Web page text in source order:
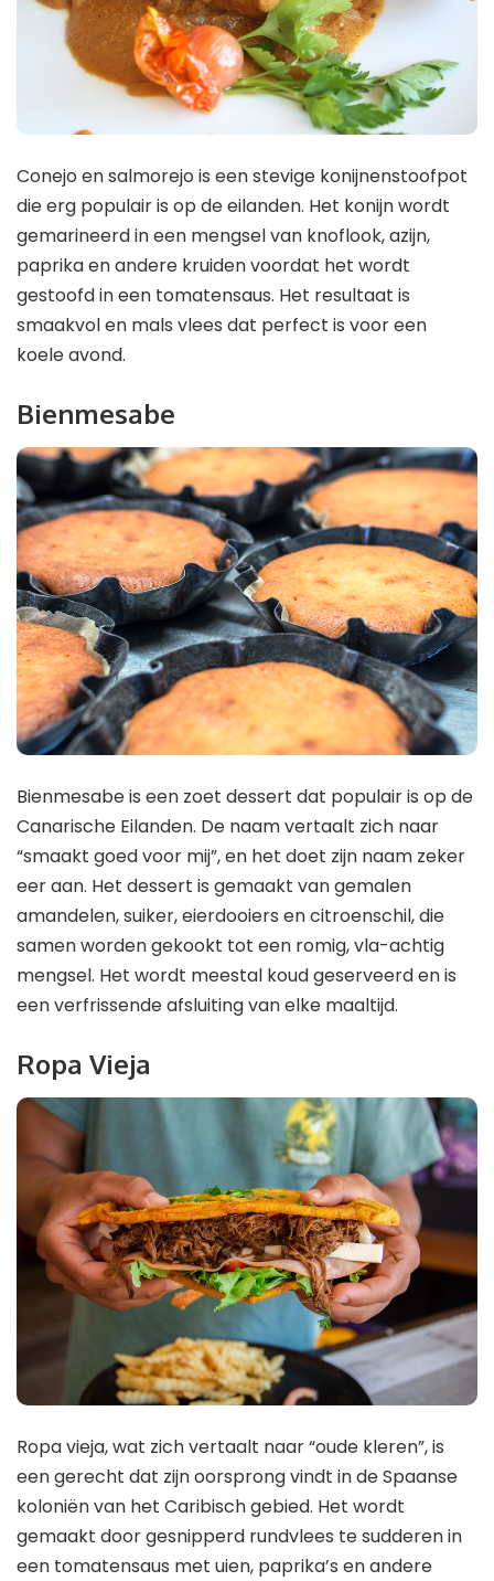
Conejo en salmorejo is een stevige konijnenstoofpot
die erg populair is op de eilanden. Het konijn wordt
gemarineerd in een mengsel van knoflook, azijn,
paprika en andere kruiden voordat het wordt
gestoofd in een tomatensaus. Het resultaat is
smaakvol en mals vlees dat perfect is voor een
koele avond.
Bienmesabe
Bienmesabe is een zoet dessert dat populair is op de
Canarische Eilanden. De naam vertaalt zich naar
“smaakt goed voor mij”, en het doet zijn naam zeker
eer aan. Het dessert is gemaakt van gemalen
amandelen, suiker, eierdooiers en citroenschil, die
samen worden gekookt tot een romig, vla-achtig
mengsel. Het wordt meestal koud geserveerd en is
een verfrissende afsluiting van elke maaltijd.
Ropa Vieja
Ropa vieja, wat zich vertaalt naar “oude kleren”, is
een gerecht dat zijn oorsprong vindt in de Spaanse
koloniën van het Caribisch gebied. Het wordt
gemaakt door gesnipperd rundvlees te sudderen in
een tomatensaus met uien, paprika’s en andere